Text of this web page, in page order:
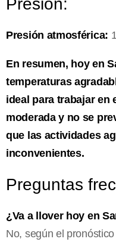
Presión:
Presión atmosférica:
En resumen, hoy en
temperaturas
ideal para trabajar en
moderada y no se
que las actividades
inconvenientes.
Preguntas
¿Va a llover hoy en
No, según el